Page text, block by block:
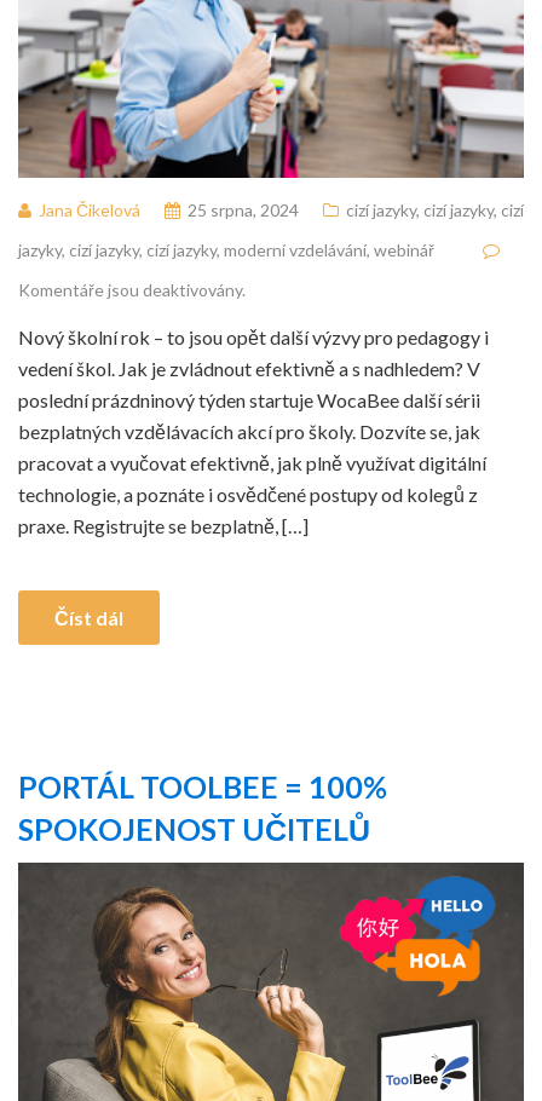
Jana Čikelová 25 srpna, 2024 cizí jazyky, cizí jazyky, cizí
jazyky, cizí jazyky, cizí jazyky, moderní vzdelávání, webinář
Komentáře jsou deaktivovány.
Nový školní rok – to jsou opět další výzvy pro pedagogy i
vedení škol. Jak je zvládnout efektivně a s nadhledem? V
poslední prázdninový týden startuje WocaBee další sérii
bezplatných vzdělávacích akcí pro školy. Dozvíte se, jak
pracovat a vyučovat efektivně, jak plně využívat digitální
technologie, a poznáte i osvědčené postupy od kolegů z
praxe. Registrujte se bezplatně, […]
Číst dál
PORTÁL TOOLBEE = 100%
SPOKOJENOST UČITELŮ